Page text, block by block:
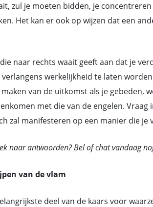
zul je moeten bidden, je
Het kan er ook op wijzen dat een
naar rechts waait geeft aan dat je
verlangens werkelijkheid te laten
van de uitkomst als je gebeden,
met die van de engelen.
zal manifesteren op een manier die
naar antwoorden? Bel of chat vandaag
van de vlam
deel van de kaars voor